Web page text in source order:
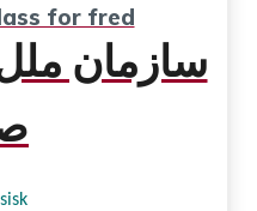
for fred
سازمان